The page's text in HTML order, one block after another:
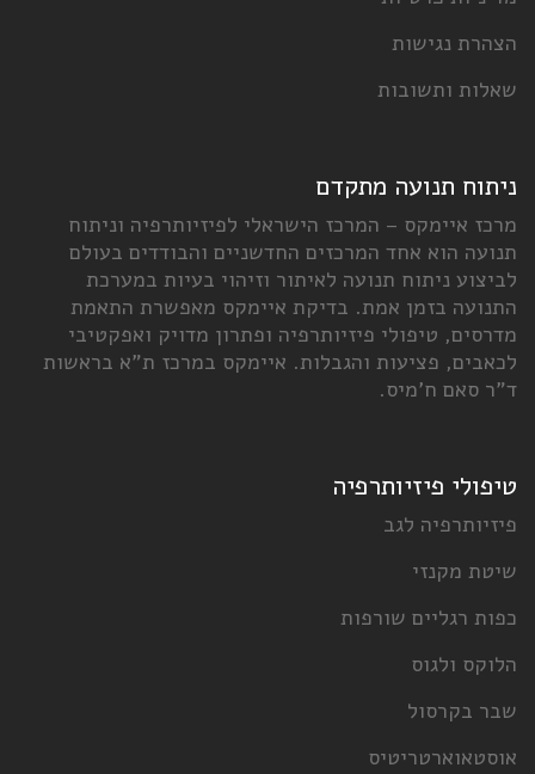
הצהרת נגישות
שאלות ותשובות
ניתוח תנועה מתקדם
מרכז איימקס – המרכז הישראלי לפיזיותרפיה וניתוח
תנועה הוא אחד המרכזים החדשניים והבודדים בעולם
לביצוע ניתוח תנועה לאיתור וזיהוי בעיות במערכת
התנועה בזמן אמת. בדיקת איימקס מאפשרת התאמת
מדרסים, טיפולי פיזיותרפיה ופתרון מדויק ואפקטיבי
לכאבים, פציעות והגבלות. איימקס במרכז ת"א בראשות
ד"ר סאם ח'מיס.
טיפולי פיזיותרפיה
פיזיותרפיה לגב
שיטת מקנזי
כפות רגליים שורפות
הלוקס ולגוס
שבר בקרסול
אוסטאוארטריטיס